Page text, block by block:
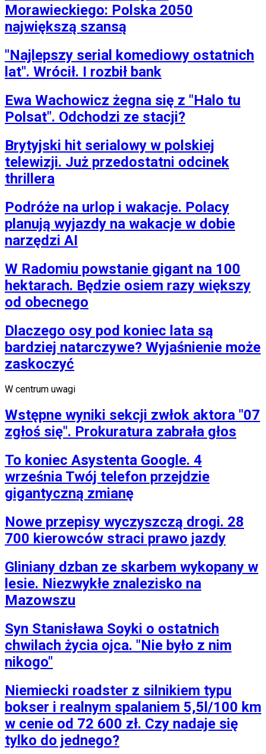
Morawieckiego: Polska 2050
największą szansą
"Najlepszy serial komediowy ostatnich
lat". Wrócił. I rozbił bank
Ewa Wachowicz żegna się z "Halo tu
Polsat". Odchodzi ze stacji?
Brytyjski hit serialowy w polskiej
telewizji. Już przedostatni odcinek
thrillera
Podróże na urlop i wakacje. Polacy
planują wyjazdy na wakacje w dobie
narzędzi AI
W Radomiu powstanie gigant na 100
hektarach. Będzie osiem razy większy
od obecnego
Dlaczego osy pod koniec lata są
bardziej natarczywe? Wyjaśnienie może
zaskoczyć
W centrum uwagi
Wstępne wyniki sekcji zwłok aktora "07
zgłoś się". Prokuratura zabrała głos
To koniec Asystenta Google. 4
września Twój telefon przejdzie
gigantyczną zmianę
Nowe przepisy wyczyszczą drogi. 28
700 kierowców straci prawo jazdy
Gliniany dzban ze skarbem wykopany w
lesie. Niezwykłe znalezisko na
Mazowszu
Syn Stanisława Soyki o ostatnich
chwilach życia ojca. "Nie było z nim
nikogo"
Niemiecki roadster z silnikiem typu
bokser i realnym spalaniem 5,5l/100 km
w cenie od 72 600 zł. Czy nadaje się
tylko do jednego?